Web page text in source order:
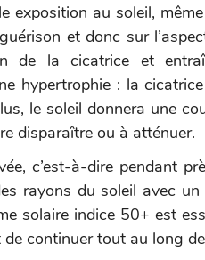
exposition au soleil,
et donc sur
de la cicatrice et
hypertrophie : la
le soleil donnera une
disparaître ou à atténuer.
c’est-à-dire pendant
rayons du soleil avec un
solaire indice 50+ est
continuer tout au long